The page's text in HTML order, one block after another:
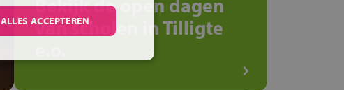
Bekijk de open dagen
van scholen in Tilligte
ALLES ACCEPTEREN